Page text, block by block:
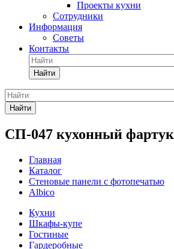
Проекты кухни
Сотрудники
Информация
Советы
Контакты
Найти
Найти
СП-047 кухонный фартук
Главная
Каталог
Стеновые панели с фотопечатью
Albico
Кухни
Шкафы-купе
Гостиные
Гардеробные